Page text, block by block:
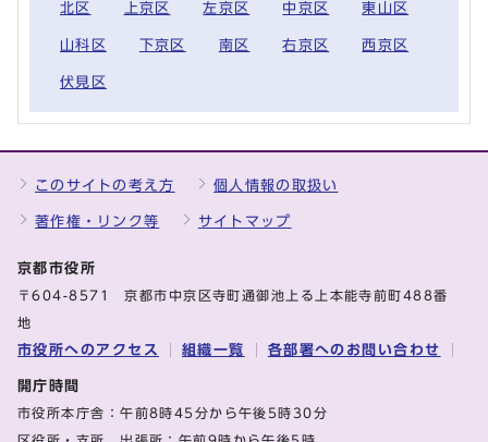
北区 上京区 左京区 中京区 東山区
山科区 下京区 南区 右京区 西京区
伏見区
このサイトの考え方 個人情報の取扱い
著作権・リンク等 サイトマップ
京都市役所
〒604-8571 京都市中京区寺町通御池上る上本能寺前町488番
地
市役所へのアクセス 組織一覧 各部署へのお問い合わせ
開庁時間
市役所本庁舎：午前8時45分から午後5時30分